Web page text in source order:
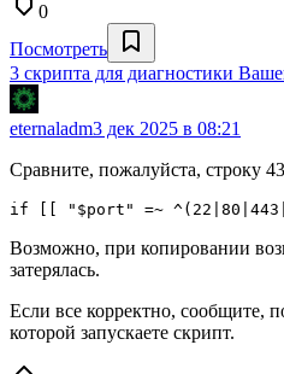
0
Посмотреть
3 скрипта для диагностики
eternaladm3 дек 2025 в 08:21
Сравните, пожалуйста, строку
if [[ "$port" =~
Возможно, при копировании
затерялась.
Если все корректно, сообщите,
которой запускаете скрипт.